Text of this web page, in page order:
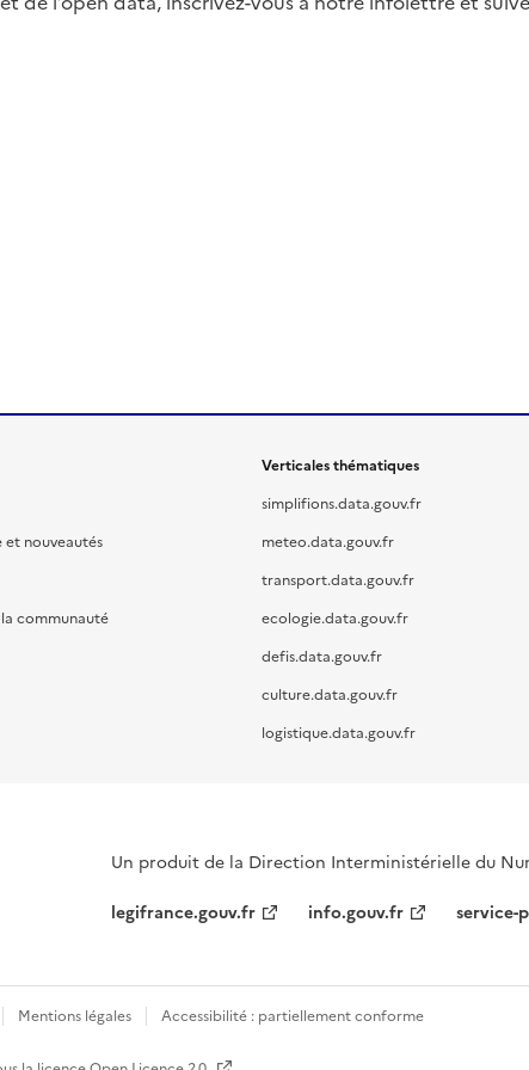
et nouveautés
communauté
Verticales thématiques
simplifions.data.gouv.fr
meteo.data.gouv.fr
transport.data.gouv.fr
ecologie.data.gouv.fr
defis.data.gouv.fr
culture.data.gouv.fr
logistique.data.gouv.fr
Un produit de la Direction Interministérielle du
legifrance.gouv.fr
info.gouv.fr service-
Mentions légales Accessibilité : partiellement conforme